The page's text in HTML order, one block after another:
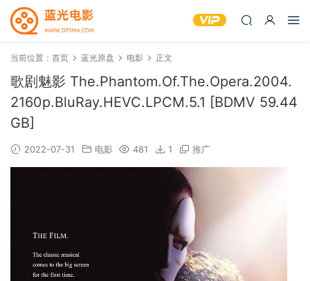
当前位置： 首页 蓝光原盘 电影 正文
歌剧魅影 The.Phantom.Of.The.Opera.2004.
2160p.BluRay.HEVC.LPCM.5.1 [BDMV 59.44
GB]
2022-07-31 电影 481 1 推广